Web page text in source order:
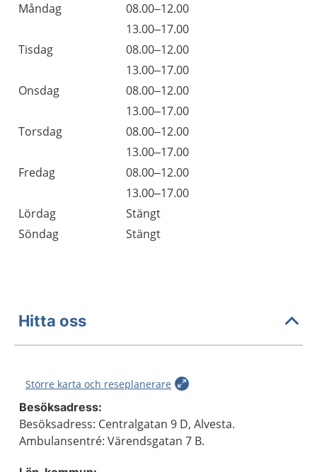
Dag
Öppettider
Kommentarer
Måndag
08.00–12.00
13.00–17.00
Tisdag
08.00–12.00
13.00–17.00
Onsdag
08.00–12.00
13.00–17.00
Torsdag
08.00–12.00
13.00–17.00
Fredag
08.00–12.00
13.00–17.00
Lördag
Stängt
Söndag
Stängt
Hitta oss
Större karta och reseplanerare
Besöksadress:
Besöksadress: Centralgatan 9 D, Alvesta.
Ambulansentré: Värendsgatan 7 B.